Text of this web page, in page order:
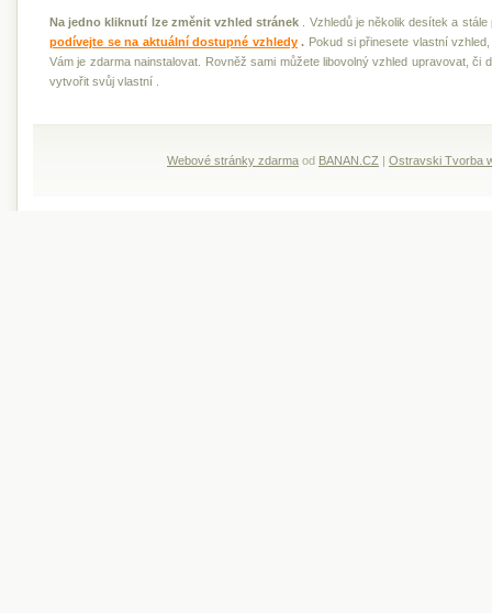
Na jedno kliknutí lze změnit vzhled stránek . Vzhledů je několik desítek a stále
podívejte se na aktuální dostupné vzhledy . Pokud si přinesete vlastní
Vám je zdarma nainstalovat. Rovněž sami můžete libovolný vzhled upravovat, či
vytvořit svůj vlastní .
Webové stránky zdarma od BANAN.CZ | Ostravski Tvorba